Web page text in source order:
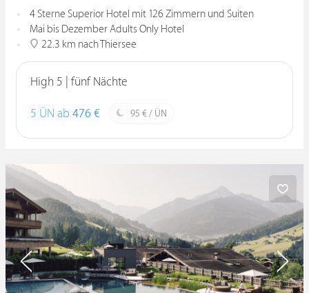
4 Sterne Superior Hotel mit 126 Zimmern und Suiten
Mai bis Dezember Adults Only Hotel
22.3 km nach Thiersee
High 5 | fünf Nächte
5 ÜN ab 476 € 95 € / ÜN